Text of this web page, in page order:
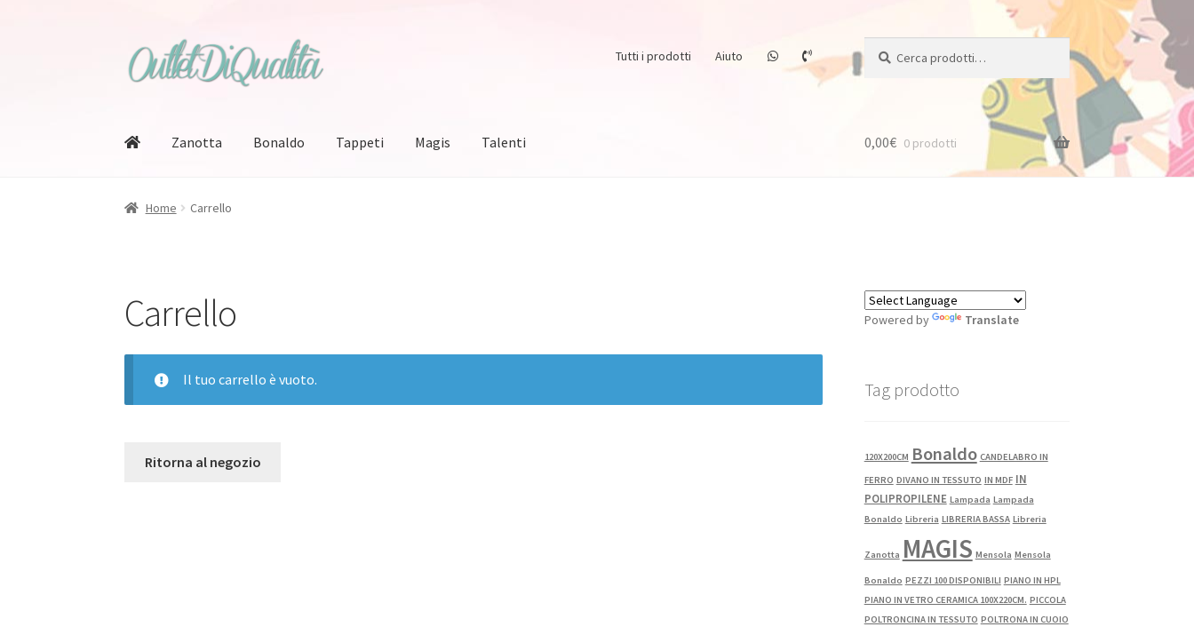
Vai
alla
Vai
al
Tutti i prodotti Aiuto
Zanotta Bonaldo Tappeti Magis Talenti 0,00€ 0 prodotti
Home Carrello
Carrello
Il tuo carrello è vuoto.
Ritorna al negozio
Powered by Translate
Tag prodotto
120X200CM Bonaldo CANDELABRO IN
FERRO DIVANO IN TESSUTO IN MDF IN
POLIPROPILENE Lampada Lampada
Bonaldo Libreria LIBRERIA BASSA Libreria
Zanotta MAGIS Mensola Mensola
Bonaldo PEZZI 100 DISPONIBILI PIANO IN HPL
PIANO IN VETRO CERAMICA 100X220CM. PICCOLA
POLTRONCINA IN TESSUTO POLTRONA IN CUOIO